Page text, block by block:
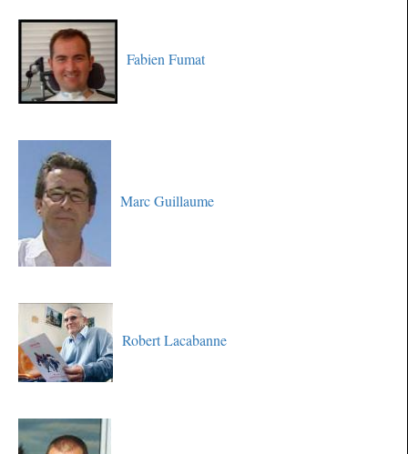
Fabien Fumat
Marc Guillaume
Robert Lacabanne